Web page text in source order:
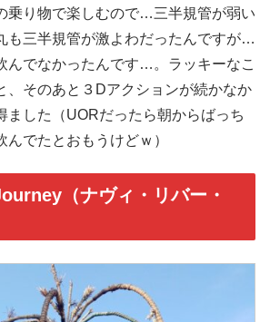
乗り物で楽しむので…三半規管が弱い
も三半規管が激よわだったんですが…
んでなかったんです…。ラッキーなこ
、そのあと３Dアクションが続かなか
ました（UORだったら朝からばっち
んでたとおもうけどｗ）
（ナヴィ・リバー・